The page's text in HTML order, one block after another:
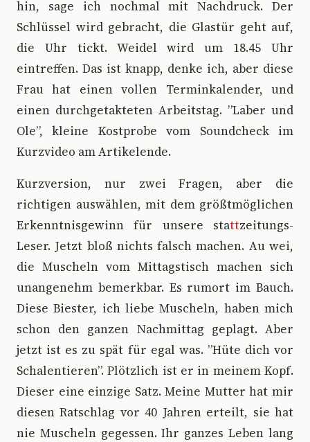
hin, sage ich nochmal mit Nachdruck. Der
Schlüssel wird gebracht, die Glastür geht auf,
die Uhr tickt. Weidel wird um 18.45 Uhr
eintreffen. Das ist knapp, denke ich, aber diese
Frau hat einen vollen Terminkalender, und
einen durchgetakteten Arbeitstag. ”Laber und
Ole”, kleine Kostprobe vom Soundcheck im
Kurzvideo am Artikelende.
Kurzversion, nur zwei Fragen, aber die
richtigen auswählen, mit dem größtmöglichen
Erkenntnisgewinn für unsere stattzeitungs-
Leser. Jetzt bloß nichts falsch machen. Au wei,
die Muscheln vom Mittagstisch machen sich
unangenehm bemerkbar. Es rumort im Bauch.
Diese Biester, ich liebe Muscheln, haben mich
schon den ganzen Nachmittag geplagt. Aber
jetzt ist es zu spät für egal was. ”Hüte dich vor
Schalentieren”. Plötzlich ist er in meinem Kopf.
Dieser eine einzige Satz. Meine Mutter hat mir
diesen Ratschlag vor 40 Jahren erteilt, sie hat
nie Muscheln gegessen. Ihr ganzes Leben lang